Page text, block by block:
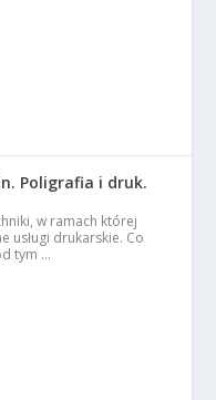
Poligrafia i druk.
w ramach której
usługi drukarskie. Co
tym …